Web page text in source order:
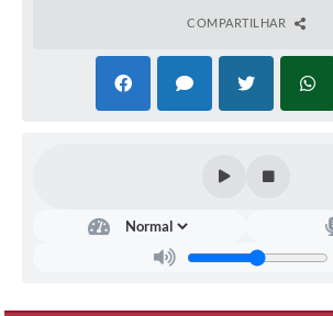
COMPARTILHAR